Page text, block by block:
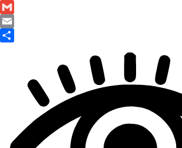
LinkedIn
Gmail
Email